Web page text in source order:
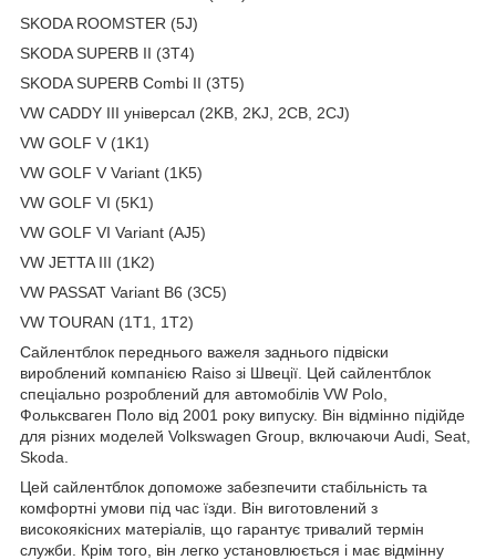
SKODA ROOMSTER (5J)
SKODA SUPERB II (3T4)
SKODA SUPERB Combi II (3T5)
VW CADDY III універсал (2KB, 2KJ, 2CB, 2CJ)
VW GOLF V (1K1)
VW GOLF V Variant (1K5)
VW GOLF VI (5K1)
VW GOLF VI Variant (AJ5)
VW JETTA III (1K2)
VW PASSAT Variant B6 (3C5)
VW TOURAN (1T1, 1T2)
Сайлентблок переднього важеля заднього підвіски
вироблений компанією Raiso зі Швеції. Цей сайлентблок
спеціально розроблений для автомобілів VW Polo,
Фольксваген Поло від 2001 року випуску. Він відмінно підійде
для різних моделей Volkswagen Group, включаючи Audi, Seat,
Skoda.
Цей сайлентблок допоможе забезпечити стабільність та
комфортні умови під час їзди. Він виготовлений з
високоякісних матеріалів, що гарантує тривалий термін
служби. Крім того, він легко установлюється і має відмінну